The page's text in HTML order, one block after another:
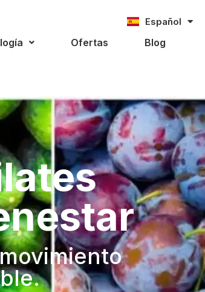
Español
Català
Ofertas Blog